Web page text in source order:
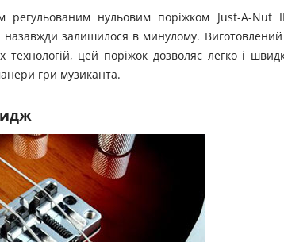
регульованим нульовим поріжком Just-A-Nut
залишилося в минулому. Виготовлений
цей поріжок дозволяє легко і
гри музиканта.